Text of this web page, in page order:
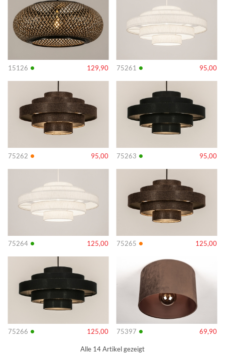
15126 • 129,90 75261 • 95,00
75262 • 95,00
Info
75263 • 95,00
Info
75264 • 125,00
Info
75265 • 125,00
Info
75266 • 125,00
Info
75397 • 69,90
Alle 14 Artikel gezeigt